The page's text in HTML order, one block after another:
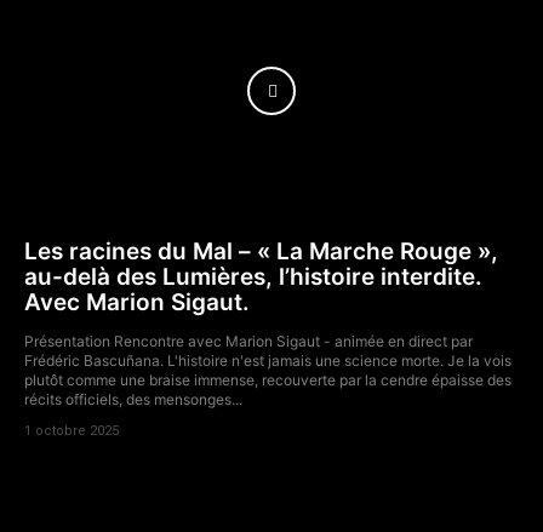
Les racines du Mal – « La Marche Rouge »,
au-delà des Lumières, l’histoire interdite.
Avec Marion Sigaut.
Présentation Rencontre avec Marion Sigaut - animée en direct par
Frédéric Bascuñana. L'histoire n'est jamais une science morte. Je la vois
plutôt comme une braise immense, recouverte par la cendre épaisse des
récits officiels, des mensonges...
1 octobre 2025